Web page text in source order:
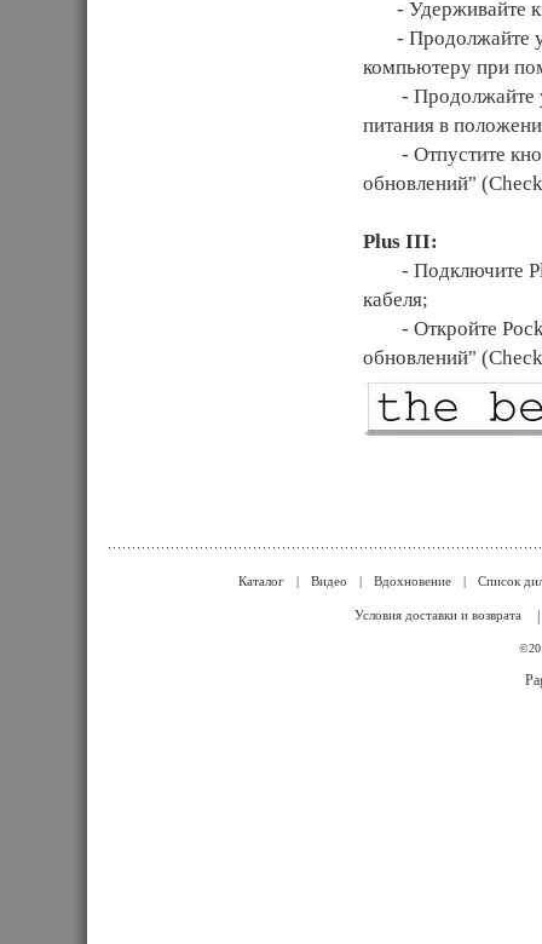
- Удерживайте
- Продолжайте
компьютеру при
- Продолжайте
питания в
- Отпустите
обновлений"
Plus III:
- Подключите
кабеля;
- Откройте
обновлений"
Каталог | Видео | Вдохновение | Список
Условия доставки и возврата